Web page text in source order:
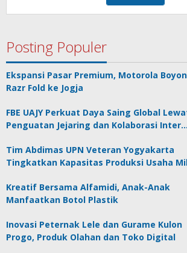
Posting Populer
Ekspansi Pasar Premium, Motorola
Razr Fold ke Jogja
FBE UAJY Perkuat Daya Saing Global
Penguatan Jejaring dan Kolaborasi Inter…
Tim Abdimas UPN Veteran Yogyakarta
Tingkatkan Kapasitas Produksi Usaha
Kreatif Bersama Alfamidi, Anak-Anak
Manfaatkan Botol Plastik
Inovasi Peternak Lele dan Gurame Kulon
Progo, Produk Olahan dan Toko Digital